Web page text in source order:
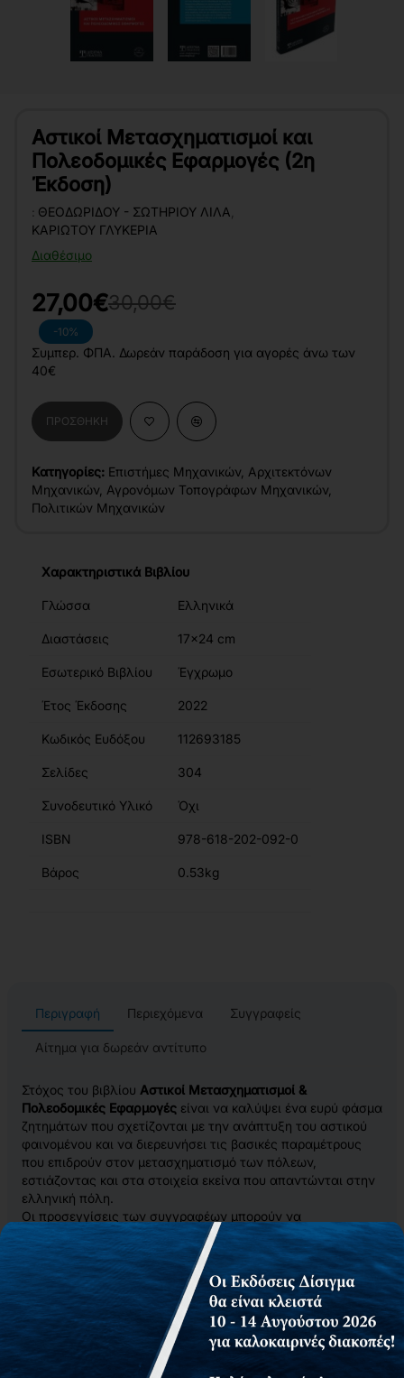
Αστικοί Μετασχηματισμοί και
Πολεοδομικές Εφαρμογές (2η
Έκδοση)
Διαθέσιμο
: ΘΕΟΔΩΡΊΔΟΥ - ΣΩΤΗΡΊΟΥ ΛΊΛΑ
ΚΑΡΙΏΤΟΥ ΓΛΥΚΕΡΊΑ
-10%
27,00€30,00€
Συμπερ. ΦΠΑ. Δωρεάν παράδοση για αγορές άνω των
40€
ΠΡΟΣΘΉΚΗ
Κατηγορίες: Επιστήμες Μηχανικών Αρχιτεκτόνων
Μηχανικών Αγρονόμων Τοπογράφων Μηχανικών
Πολιτικών Μηχανικών
Χαρακτηριστικά Βιβλίου
Γλώσσα Ελληνικά
Διαστάσεις 17x24 cm
Εσωτερικό Βιβλίου Έγχρωμο
Έτος Έκδοσης 2022
Κωδικός Ευδόξου 112693185
Σελίδες 304
Συνοδευτικό Υλικό Όχι
ISBN 978-618-202-092-0
Βάρος 0.53kg
Περιγραφή Περιεχόμενα Συγγραφείς
Αίτημα για δωρεάν αντίτυπο
Στόχος του βιβλίου Αστικοί Μετασχηματισμοί &
Πολεοδομικές Εφαρμογές είναι να καλύψει ένα ευρύ φάσμα
ζητημάτων που σχετίζονται με την ανάπτυξη του αστικού
φαινομένου και να διερευνήσει τις βασικές παραμέτρους
που επιδρούν στον μετασχηματισμό των πόλεων,
εστιάζοντας και στα στοιχεία εκείνα που απαντώνται στην
ελληνική πόλη.
Οι προσεγγίσεις των συγγραφέων μπορούν να
καταγραφούν σε 3 κύριες κατευθύνσεις:
την ιστορική διερεύνηση των μετασχηματισμών
το θεσμικό πλαίσιο των αλλαγών
τα πολεοδομικά εργαλεία σχεδιασμού και ρύθμισης
του αστικού χώρου.
Η συμβολή του βιβλίου στη γενικότερη βιβλιογραφία αφορά
τόσο τις ειδικές πτυχές που πραγματεύονται τα επιμέρους
κεφάλαια, όσο και την ανάδειξη της σημερινής εικόνας της